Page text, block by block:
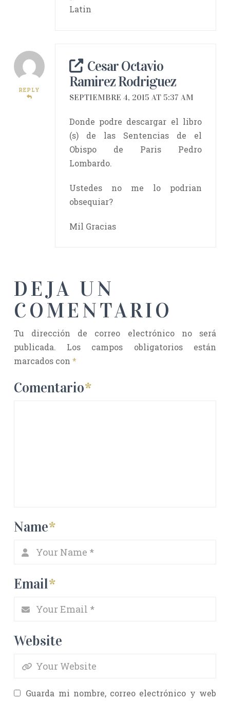
Latin
REPLY
Cesar Octavio
Ramirez Rodriguez
SEPTIEMBRE 4, 2015 AT 5:37 AM
Donde podre descargar el libro
(s) de las Sentencias de el
Obispo de Paris Pedro
Lombardo.
Ustedes no me lo podrian
obsequiar?
Mil Gracias
DEJA UN
COMENTARIO
Tu dirección de correo electrónico no será
publicada.
Los campos obligatorios están
marcados con *
Comentario*
Name*
Email*
Website
Guarda mi nombre, correo electrónico y web